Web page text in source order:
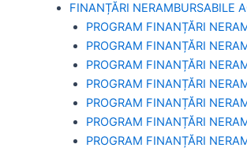
FINANȚĂRI NERAMBURSABILE
PROGRAM FINANȚĂRI
PROGRAM FINANȚĂRI
PROGRAM FINANȚĂRI
PROGRAM FINANȚĂRI
PROGRAM FINANȚĂRI
PROGRAM FINANȚĂRI
PROGRAM FINANȚĂRI